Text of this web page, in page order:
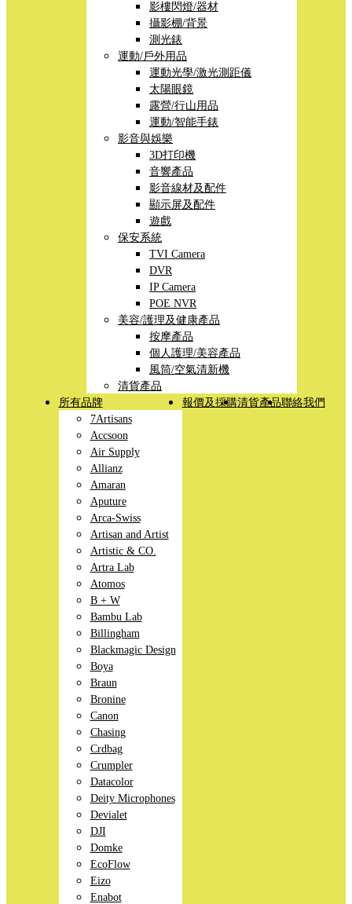
影樓閃燈/器材
攝影棚/背景
測光錶
運動/戶外用品
運動光學/激光測距儀
太陽眼鏡
露營/行山用品
運動/智能手錶
影音與娛樂
3D打印機
音響產品
影音線材及配件
顯示屏及配件
遊戲
保安系統
TVI Camera
DVR
IP Camera
POE NVR
美容/護理及健康產品
按摩產品
個人護理/美容產品
風筒/空氣清新機
清貨產品
所有品牌
7Artisans
Accsoon
Air Supply
Allianz
Amaran
Aputure
Arca-Swiss
Artisan and Artist
Artistic & CO.
Artra Lab
Atomos
B + W
Bambu Lab
Billingham
Blackmagic Design
Boya
Braun
Bronine
Canon
Chasing
Crdbag
Crumpler
Datacolor
Deity Microphones
Devialet
DJI
Domke
EcoFlow
Eizo
Enabot
報價及採購清貨產品聯絡我們